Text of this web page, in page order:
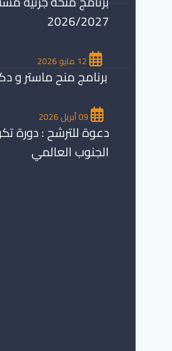
2026/2027
برنامج منح ماستر و
09 أبريل 2026
دعوة للترشح : دورة
الجنوب العالمي